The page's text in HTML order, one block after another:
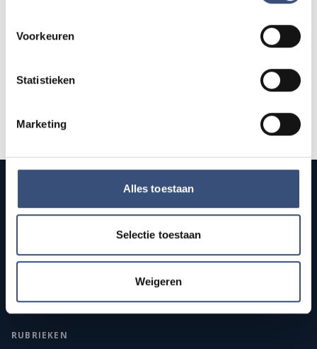
Voorkeuren
Statistieken
Marketing
Alles toestaan
Selectie toestaan
Weigeren
Publieke streekomroep van Goeree-Overflakkee. Onafhankelijk
nieuws, sport, cultuur, en live radio en tv voor het eiland.
RUBRIEKEN